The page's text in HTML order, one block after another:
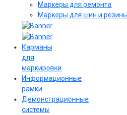
Маркеры для ремонта
Маркеры для шин и резины
Карманы
для
маркировки
Информационные
рамки
Демонстрационные
системы